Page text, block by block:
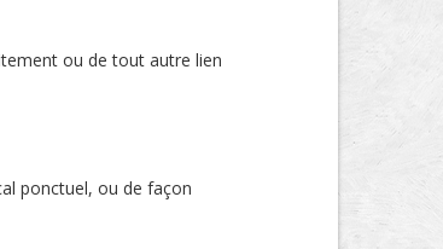
ou de tout autre lien
ponctuel, ou de façon